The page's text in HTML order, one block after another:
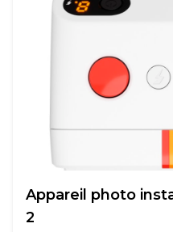
Appareil photo
2